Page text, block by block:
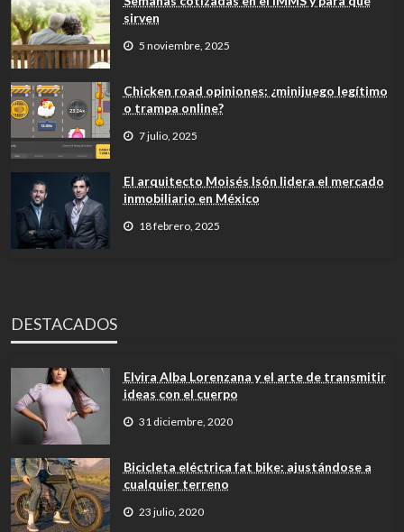
sirven
5 noviembre, 2025
Chicken road opiniones: ¿minijuego legítimo
o trampa online?
7 julio, 2025
El arquitecto Moisés Isón lidera el mercado
inmobiliario en México
18 febrero, 2025
DESTACADOS
Elvira Alba Lorenzana y el arte de transmitir
ideas con el cuerpo
31 diciembre, 2020
Bicicleta eléctrica fat bike: ajustándose a
cualquier terreno
23 julio, 2020